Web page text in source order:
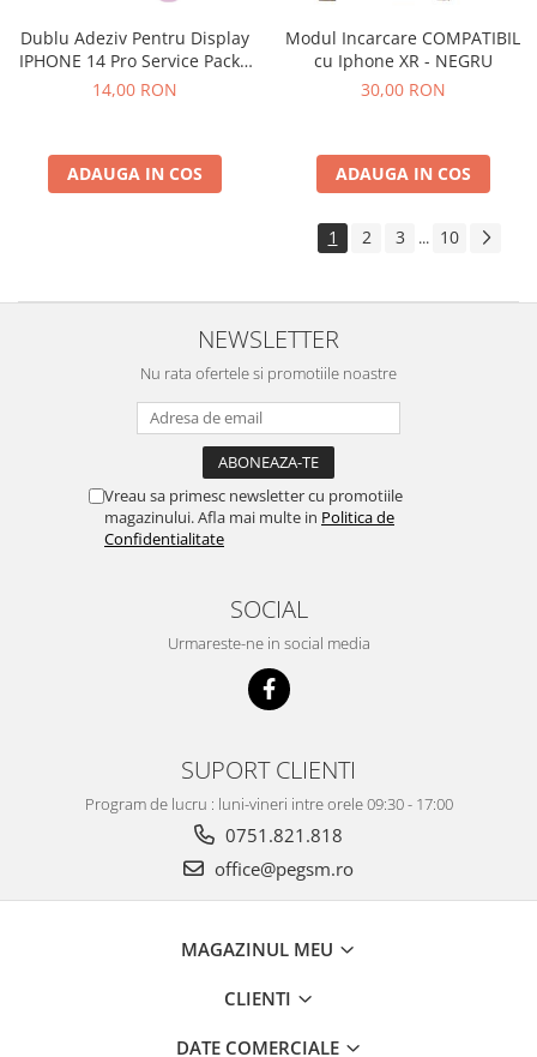
Dublu Adeziv Pentru Display
IPHONE 14 Pro Service Pack -
923-08094
14,00 RON
ADAUGA IN COS
Modul Incarcare COMPATIBIL
cu Iphone XR - NEGRU
30,00 RON
ADAUGA IN COS
1 2 3 ... 10
NEWSLETTER
Nu rata ofertele si promotiile noastre
Vreau sa primesc newsletter cu promotiile
magazinului. Afla mai multe in Politica de
Confidentialitate
SOCIAL
Urmareste-ne in social media
SUPORT CLIENTI
Program de lucru : luni-vineri intre orele 09:30 - 17:00
0751.821.818
office@pegsm.ro
MAGAZINUL MEU
CLIENTI
DATE COMERCIALE